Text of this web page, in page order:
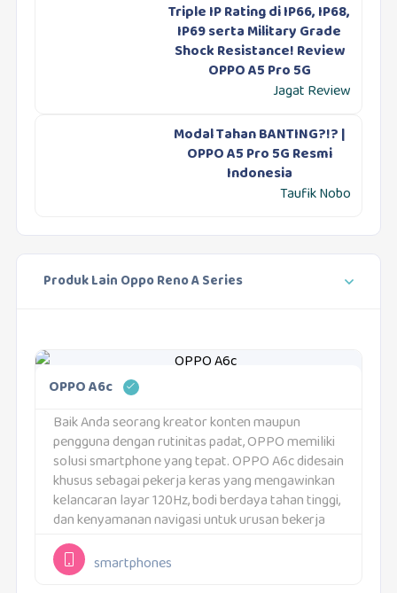
Triple IP Rating di IP66, IP68,
IP69 serta Military Grade
Shock Resistance! Review
OPPO A5 Pro 5G
Jagat Review
Modal Tahan BANTING?!? |
OPPO A5 Pro 5G Resmi
Indonesia
Taufik Nobo
Produk Lain Oppo Reno A Series
OPPO A6c
Baik Anda seorang kreator konten maupun
pengguna dengan rutinitas padat, OPPO memiliki
solusi smartphone yang tepat. OPPO A6c didesain
khusus sebagai pekerja keras yang mengawinkan
kelancaran layar 120Hz, bodi berdaya tahan tinggi,
dan kenyamanan navigasi untuk urusan bekerja
hingga belajar online. Keandalan perangkat ini
disempurnakan oleh tajuk utamanya: Baterai
Besar...
smartphones